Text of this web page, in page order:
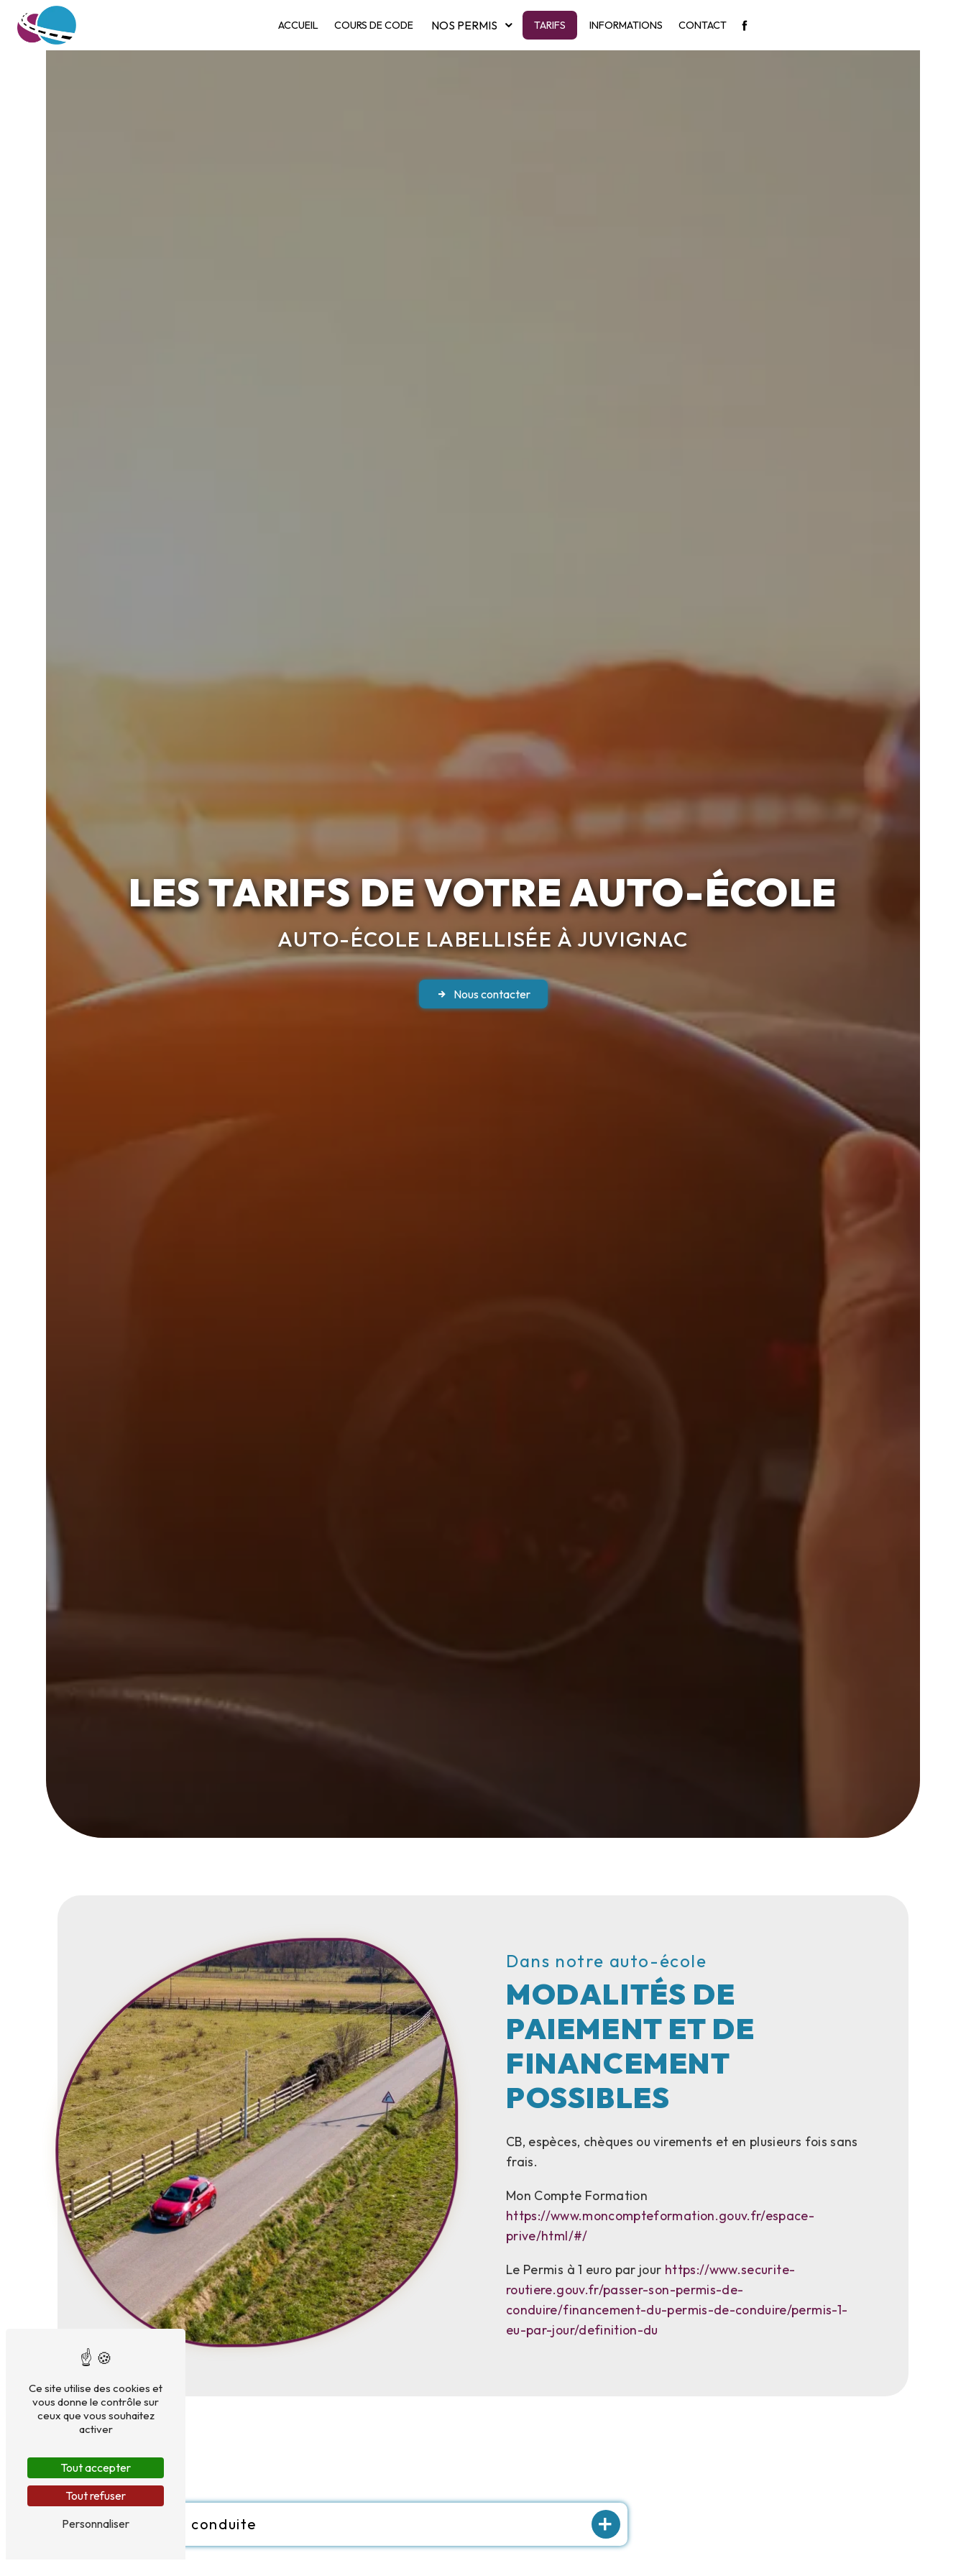
ACCUEIL COURS DE CODE NOS PERMIS TARIFS INFORMATIONS CONTACT
LES TARIFS DE VOTRE AUTO-ÉCOLE
AUTO-ÉCOLE LABELLISÉE À JUVIGNAC
Nous contacter
Dans notre auto-école
MODALITÉS DE
PAIEMENT ET DE
FINANCEMENT
POSSIBLES
CB, espèces, chèques ou virements et en plusieurs fois sans
frais.
Mon Compte Formation
https://www.moncompteformation.gouv.fr/espace-
prive/html/#/
Le Permis à 1 euro par jour https://www.securite-
routiere.gouv.fr/passer-son-permis-de-
conduire/financement-du-permis-de-conduire/permis-1-
eu-par-jour/definition-du
Permis B Code et conduite
Panneau de gestion des cookies
Ce site utilise des cookies et
vous donne le contrôle sur
ceux que vous souhaitez
activer
Tout accepter
Tout refuser
Personnaliser